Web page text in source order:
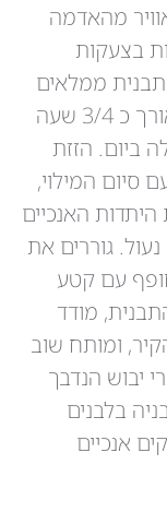
מהאדמה
בצעקות
ממלאים
עד הסוף ומחליקים. מילוי התבנית אורך כ 3/4 שעה
כאלה ביום. הזזת
סיום המילוי,
מפרקים את 2 זוגות היתדות האנכיים
גוררים את
עם קטע
מודד
ומותח שוב
יבוש הנדבך
בלבנים
אנכיים